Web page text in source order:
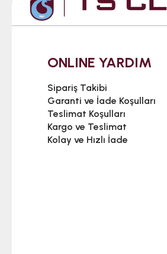
ONLINE YARDIM
Sipariş Takibi
Garanti ve İade Koşulları
Teslimat Koşulları
Kargo ve Teslimat
Kolay ve Hızlı İade